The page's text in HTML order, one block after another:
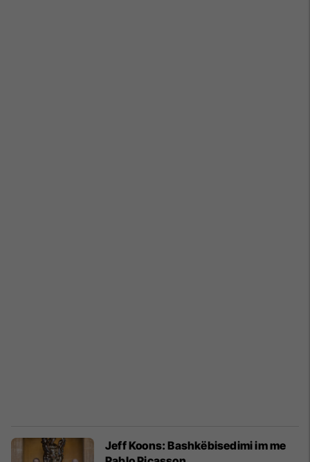
Jeff Koons: Bashkëbisedimi im me